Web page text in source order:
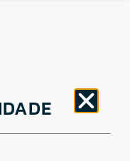
5oAndar Jardim
01452-914